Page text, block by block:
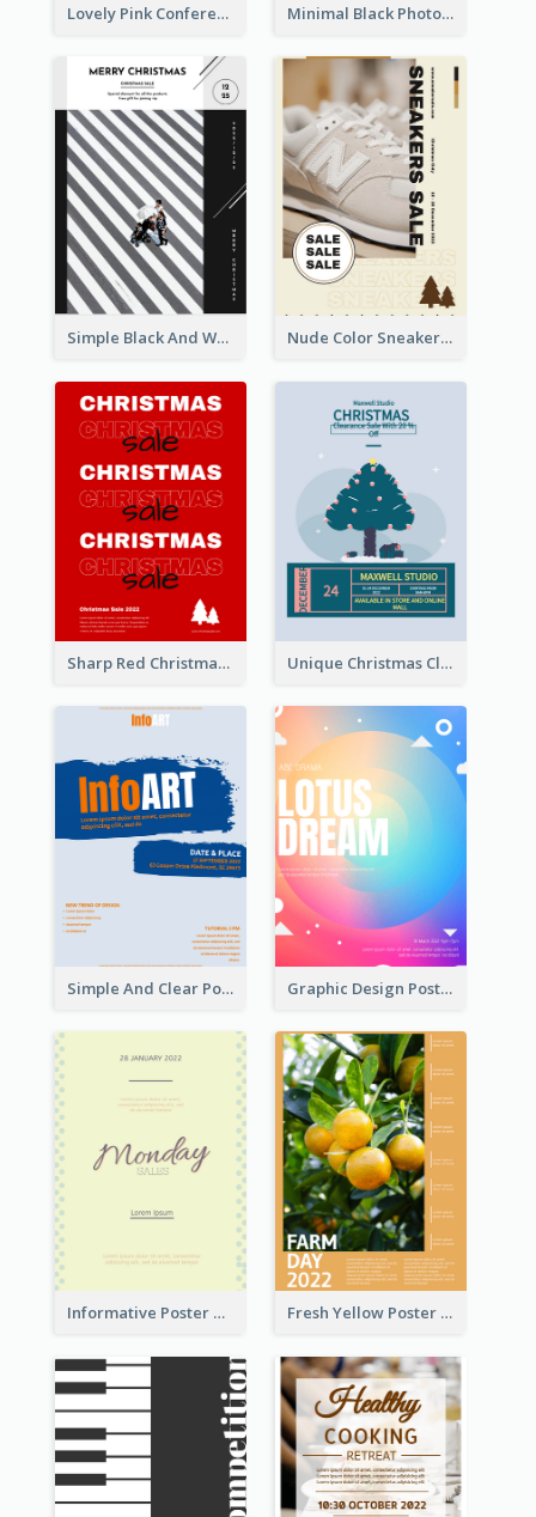
Lovely Pink Conference Promotional Poster Design Idea Minimal Black Photo Seasonal Sale Poster
Simple Black And White Photo Holiday Sale Poster Nude Color Sneakers Christmas Sale Poster
Sharp Red Christmas Sale Typography Poster Unique Christmas Clearance Discount Poster Design
Simple And Clear Poster Design For InfoART Graphic Design Poster In Rainbow Colours
Informative Poster Of Monday Sale In Bright Colour Tone Fresh Yellow Poster Of Farm Day